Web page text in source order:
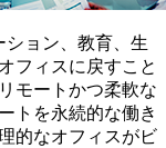
ション、教育、生
フィスに戻すこと
モートかつ柔軟な
トを永続的な働き
的なオフィスがビ